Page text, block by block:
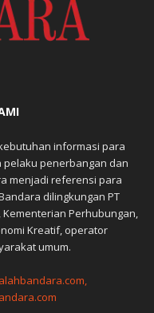
informasi para
penerbangan dan
menjadi referensi para
dilingkungan PT
Kementerian Perhubungan,
Kreatif, operator
umum.